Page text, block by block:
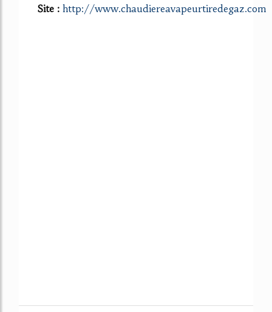
Site : http://www.chaudiereavapeurtiredegaz.com